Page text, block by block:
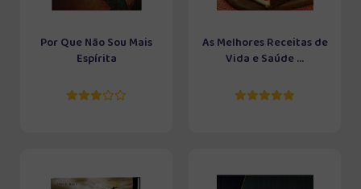
Por Que Não Sou Mais
Espírita
As Melhores Receitas de
Vida e Saúde ...